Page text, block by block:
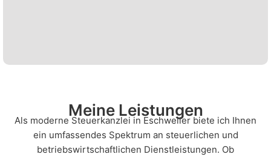
Meine Leistungen
Als moderne Steuerkanzlei in Eschweiler biete ich Ihnen
ein umfassendes Spektrum an steuerlichen und
betriebswirtschaftlichen Dienstleistungen. Ob